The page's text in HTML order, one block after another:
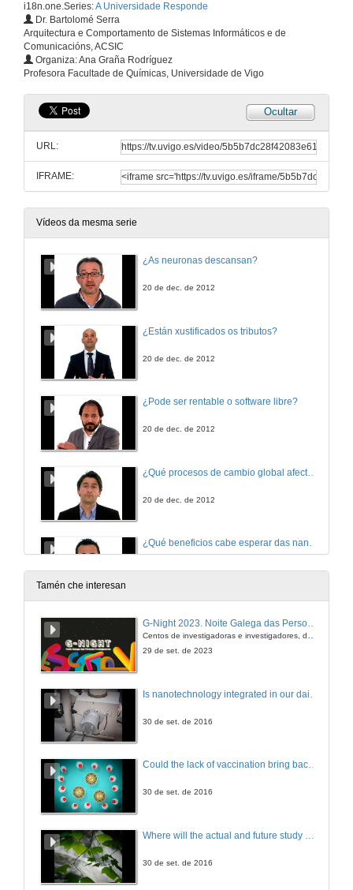
i18n.one.Series:A Universidade Responde
Dr. Bartolomé Serra
Arquitectura e Comportamento de Sistemas Informáticos e de
Comunicacións, ACSIC
Organiza: Ana Graña Rodríguez
Profesora Facultade de Químicas, Universidade de Vigo
Ocultar
URL:
IFRAME:
Vídeos da mesma serie
¿As neuronas descansan?
20 de dec. de 2012
¿Están xustificados os tributos?
20 de dec. de 2012
¿Pode ser rentable o software libre?
20 de dec. de 2012
20 de dec. de 2012
¿Qué beneficios cabe esperar das nanotecnoloxías para consumidores e sociedade?
20 de dec. de 2012
20 de dec. de 2012
Tamén che interesan
G-Night 2023. Noite Galega das Persoas Investigadoras. Conciencias creativas
29 de set. de 2023
30 de set. de 2016
Could the lack of vaccination bring back erradicated diseases?
30 de set. de 2016
30 de set. de 2016